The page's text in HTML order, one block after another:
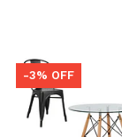
-3% OFF